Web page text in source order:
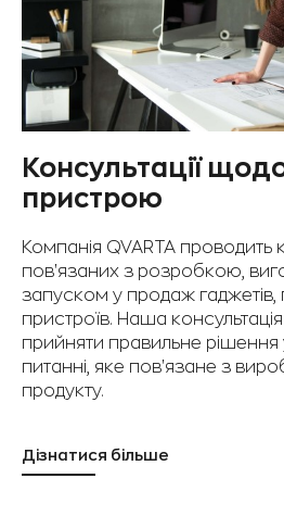
Консультації
пристрою
Компанія QVARTA проводить
пов'язаних з розробкою,
запуском у продаж гаджетів,
пристроїв. Наша
прийняти правильне
питанні, яке пов'язане з
продукту.
Дізнатися більше